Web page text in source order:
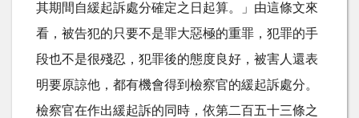
其期間自緩起訴處分確定之日起算。」由這條文來
看，被告犯的只要不是罪大惡極的重罪，犯罪的手
段也不是很殘忍，犯罪後的態度良好，被害人還表
明要原諒他，都有機會得到檢察官的緩起訴處分。
檢察官在作出緩起訴的同時，依第二百五十三條之